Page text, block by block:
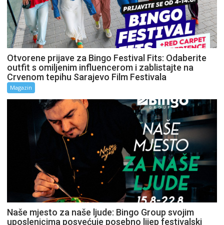
Otvorene prijave za Bingo Festival Fits: Odaberite
outfit s omiljenim influencerom i zablistajte na
Crvenom tepihu Sarajevo Film Festivala
Magazin
Naše mjesto za naše ljude: Bingo Group svojim
uposlenicima posvećuje posebno lijep festivalski